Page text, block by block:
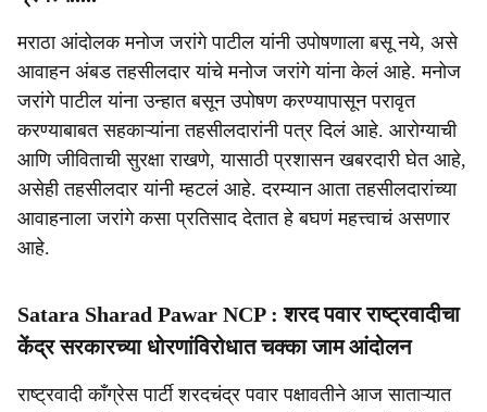
मराठा आंदोलक मनोज जरांगे पाटील यांनी उपोषणाला बसू नये, असे
आवाहन अंबड तहसीलदार यांचे मनोज जरांगे यांना केलं आहे. मनोज
जरांगे पाटील यांना उन्हात बसून उपोषण करण्यापासून परावृत
करण्याबाबत सहकाऱ्यांना तहसीलदारांनी पत्र दिलं आहे. आरोग्याची
आणि जीविताची सुरक्षा राखणे, यासाठी प्रशासन खबरदारी घेत आहे,
असेही तहसीलदार यांनी म्हटलं आहे. दरम्यान आता तहसीलदारांच्या
आवाहनाला जरांगे कसा प्रतिसाद देतात हे बघणं महत्त्वाचं असणार
आहे.
Satara Sharad Pawar NCP : शरद पवार राष्ट्रवादीचा
केंद्र सरकारच्या धोरणांविरोधात चक्का जाम आंदोलन
राष्ट्रवादी काँग्रेस पार्टी शरदचंद्र पवार पक्षावतीने आज साताऱ्यात